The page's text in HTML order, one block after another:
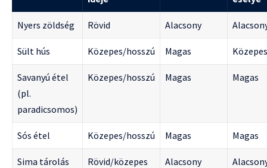
Nyers zöldség Rövid Alacsony
Sült hús Közepes/hosszú Magas Közepes
Savanyú étel
(pl.
paradicsomos)
Közepes/hosszú Magas Magas
Sós étel Közepes/hosszú Magas Magas
Sima tárolás
Rövid/közepes Alacsony